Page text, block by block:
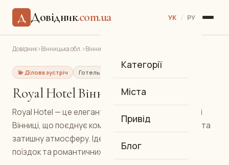
Д Довідник.com.ua УК / РУ
Категорії
Міста
Привід
Блог
Довідник›Вінницька обл.›Вінниця
💫 Ділова зустріч Готель Центр
Royal Hotel Вінниця
Royal Hotel — це елегантний готель у самому серці
Вінниці, що поєднує комфорт міжнародного рівня та
затишну атмосферу. Ідеальний вибір для ділових
поїздок та романтичних вихідних.